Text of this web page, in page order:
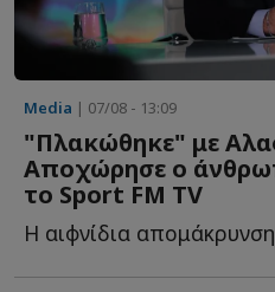
Media | 07/08 - 13:09
"Πλακώθηκε" με
Αποχώρησε ο
το Sport FM TV